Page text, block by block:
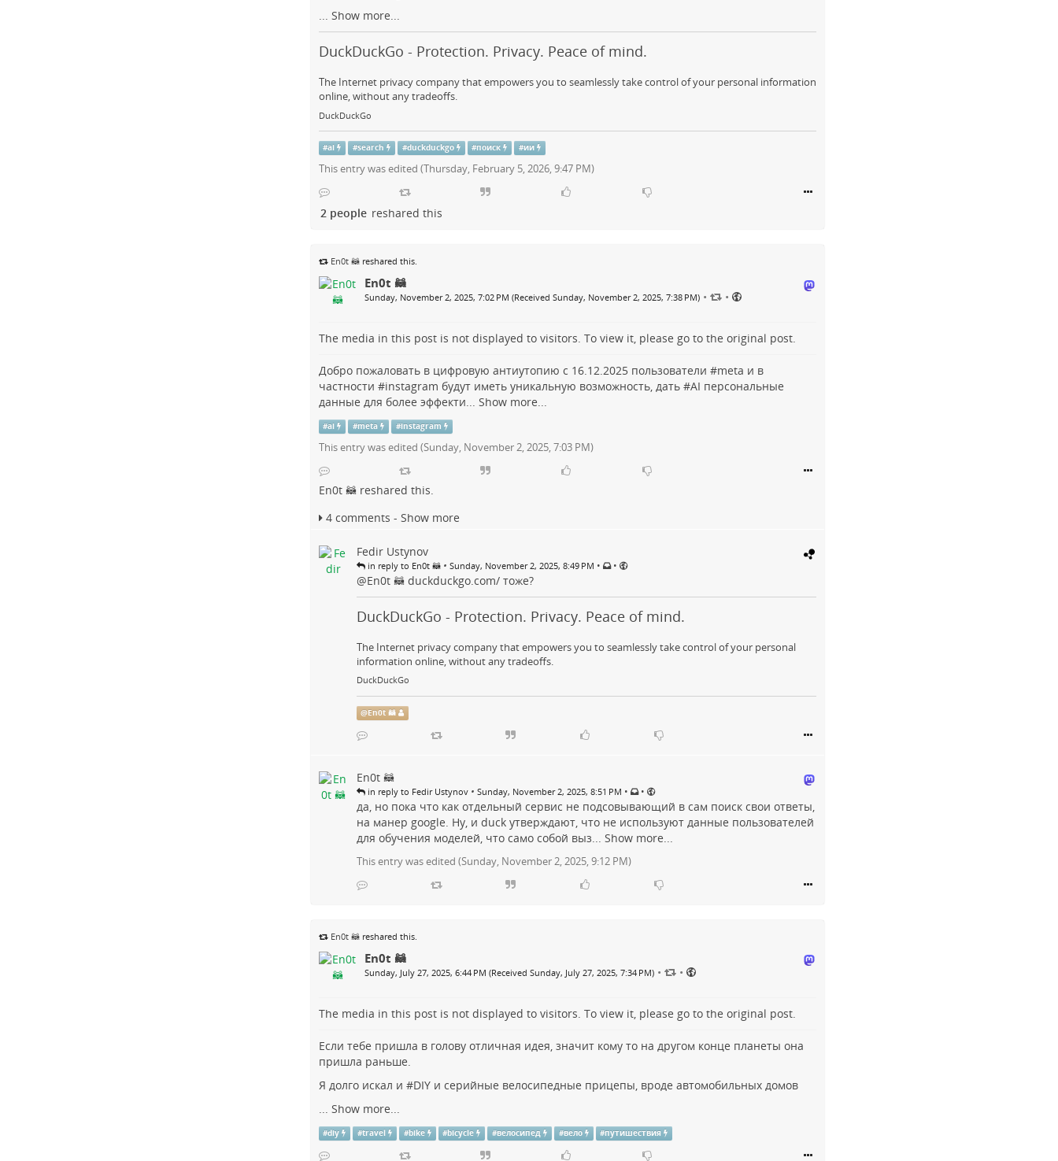
... Show more...
DuckDuckGo - Protection. Privacy. Peace of mind.
The Internet privacy company that empowers you to seamlessly take control of your personal information
online, without any tradeoffs.
DuckDuckGo
#ai #search #duckduckgo #поиск #ии
This entry was edited (Thursday, February 5, 2026, 9:47 PM)
2 people reshared this
En0t 🦝reshared this.
En0t 🦝
Sunday, November 2, 2025, 7:02 PM (Received Sunday, November 2, 2025, 7:38 PM) • •
The media in this post is not displayed to visitors. To view it, please go to the original post.
Добро пожаловать в цифровую антиутопию с 16.12.2025 пользователи #meta и в
частности #instagram будут иметь уникальную возможность, дать #AI персональные
данные для более эффекти... Show more...
#ai #meta #instagram
This entry was edited (Sunday, November 2, 2025, 7:03 PM)
En0t 🦝 reshared this.
4 comments - Show more
Fedir Ustynov
in reply to En0t 🦝 • Sunday, November 2, 2025, 8:49 PM • •
@En0t 🦝 duckduckgo.com/тоже?
DuckDuckGo - Protection. Privacy. Peace of mind.
The Internet privacy company that empowers you to seamlessly take control of your personal
information online, without any tradeoffs.
DuckDuckGo
@En0t 🦝
En0t 🦝
in reply to Fedir Ustynov • Sunday, November 2, 2025, 8:51 PM • •
да, но пока что как отдельный сервис не подсовывающий в сам поиск свои ответы,
на манер google. Ну, и duck утверждают, что не используют данные пользователей
для обучения моделей, что само собой выз... Show more...
This entry was edited (Sunday, November 2, 2025, 9:12 PM)
En0t 🦝reshared this.
En0t 🦝
Sunday, July 27, 2025, 6:44 PM (Received Sunday, July 27, 2025, 7:34 PM) • •
The media in this post is not displayed to visitors. To view it, please go to the original post.
Если тебе пришла в голову отличная идея, значит кому то на другом конце планеты она
пришла раньше.
Я долго искал и #DIYи серийные велосипедные прицепы, вроде автомобильных домов
Show more...
#diy #travel #bike #bicycle #велосипед #вело #путишествия